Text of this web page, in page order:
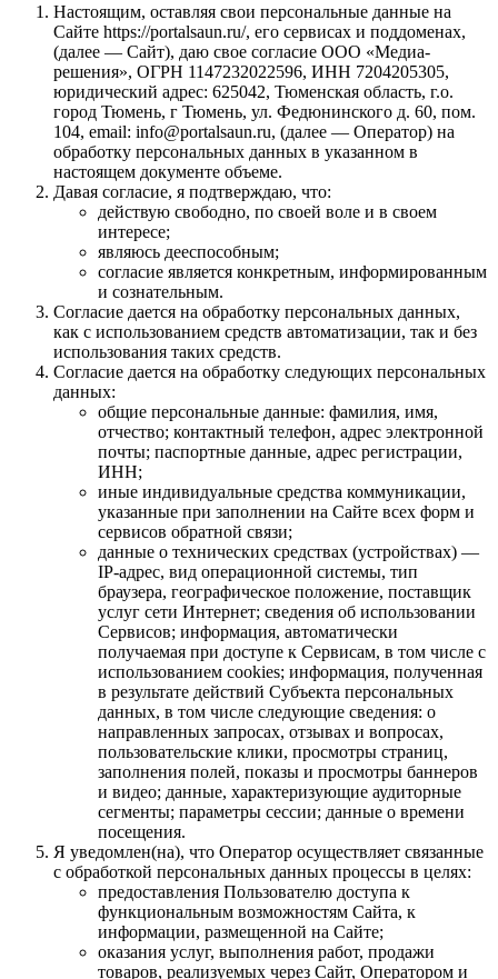
Настоящим, оставляя свои персональные данные на
Сайте https://portalsaun.ru/, его сервисах и поддоменах,
(далее — Сайт), даю свое согласие ООО «Медиа-
решения», ОГРН 1147232022596, ИНН 7204205305,
юридический адрес: 625042, Тюменская область, г.о.
город Тюмень, г Тюмень, ул. Федюнинского д. 60, пом.
104, email: info@portalsaun.ru, (далее — Оператор) на
обработку персональных данных в указанном в
настоящем документе объеме.
Давая согласие, я подтверждаю, что:
действую свободно, по своей воле и в своем
интересе;
являюсь дееспособным;
согласие является конкретным, информированным
и сознательным.
Согласие дается на обработку персональных данных,
как с использованием средств автоматизации, так и без
использования таких средств.
Согласие дается на обработку следующих персональных
данных:
общие персональные данные: фамилия, имя,
отчество; контактный телефон, адрес электронной
почты; паспортные данные, адрес регистрации,
ИНН;
иные индивидуальные средства коммуникации,
указанные при заполнении на Сайте всех форм и
сервисов обратной связи;
данные о технических средствах (устройствах) —
IP-адрес, вид операционной системы, тип
браузера, географическое положение, поставщик
услуг сети Интернет; сведения об использовании
Сервисов; информация, автоматически
получаемая при доступе к Сервисам, в том числе с
использованием cookies; информация, полученная
в результате действий Субъекта персональных
данных, в том числе следующие сведения: о
направленных запросах, отзывах и вопросах,
пользовательские клики, просмотры страниц,
заполнения полей, показы и просмотры баннеров
и видео; данные, характеризующие аудиторные
сегменты; параметры сессии; данные о времени
посещения.
Я уведомлен(на), что Оператор осуществляет связанные
с обработкой персональных данных процессы в целях:
предоставления Пользователю доступа к
функциональным возможностям Сайта, к
информации, размещенной на Сайте;
оказания услуг, выполнения работ, продажи
товаров, реализуемых через Сайт, Оператором и